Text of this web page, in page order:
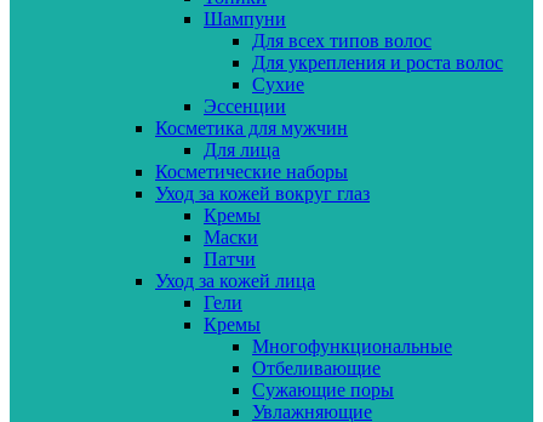
Шампуни
Для всех типов волос
Для укрепления и роста волос
Сухие
Эссенции
Косметика для мужчин
Для лица
Косметические наборы
Уход за кожей вокруг глаз
Кремы
Маски
Патчи
Уход за кожей лица
Гели
Кремы
Многофункциональные
Отбеливающие
Сужающие поры
Увлажняющие